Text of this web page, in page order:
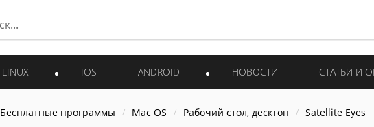
LINUX IOS ANDROID НОВОСТИ СТАТЬИ И
Бесплатные программы Mac OS Рабочий стол, десктоп Satellite Eyes